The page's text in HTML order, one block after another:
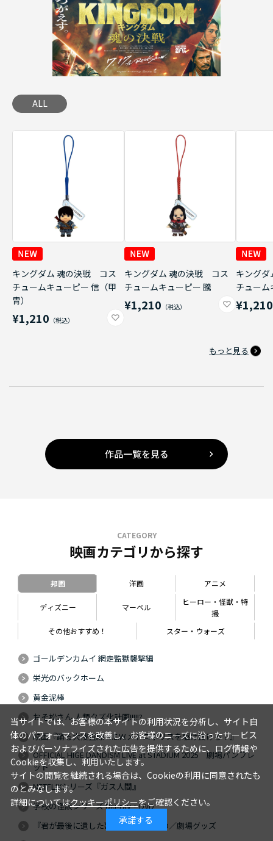
ALL
キングダム 魂の決戦 コス
チュームキューピー 信（甲
冑）
¥1,210
キングダム 魂の決戦 コス
チュームキューピー 騰
¥1,210
キング
チューム
¥1,210
もっと見る
作品一覧を見る
CATEGORY
映画カテゴリから探す
邦画 洋画 アニメ
ディズニー マーベル
ヒーロー・怪獣・特
撮
その他おすすめ！
スター・ウォーズ
ゴールデンカムイ 網走監獄襲撃編
栄光のバックホーム
黄金泥棒
おそ松さん 人類クズ化計画!!!!!?
映画『踊る大捜査線 N.E.W.メトロポリスを駆け抜けろ！』
OFFICIAL HIGE DANDISM LIVE at STADIUM 2025 劇場パンフレ
ット
NETFLIXシリーズ『ガス人間』
学校の怪談シリーズ Blu-ray・DVD
『君が最後に遺した歌』Blu-ray・DVD／劇場グッズ
当サイトでは、お客様の本サイトの利用状況を分析し、サイト自
体のパフォーマンスを改善し、お客様のニーズに沿ったサービス
およびパーソナライズされた広告を提供するために、ログ情報や
Cookieを収集し、利用いたします。
サイトの閲覧を継続される場合は、Cookieの利用に同意されたも
のとみなします。
詳細についてはクッキーポリシーをご確認ください。
承諾する